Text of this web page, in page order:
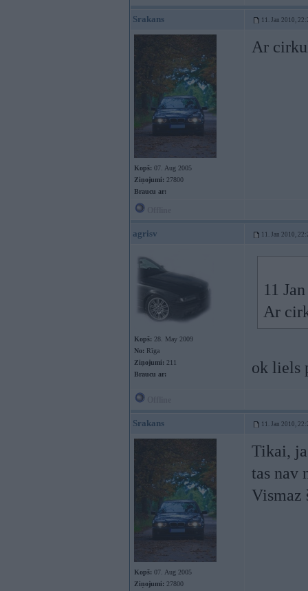
Srakans 11. Jan 2010,
Kopš: 07. Aug 2005
Ziņojumi: 27800
Braucu ar:
Ar
agrisv 11. Jan 2010,
Kopš: 28. May 2009
No: Rīga
Ziņojumi: 211
Braucu ar:
11
Ar
ok liels
Srakans 11. Jan 2010,
Kopš: 07. Aug 2005
Ziņojumi: 27800
Tikai,
tas nav
Vismaz